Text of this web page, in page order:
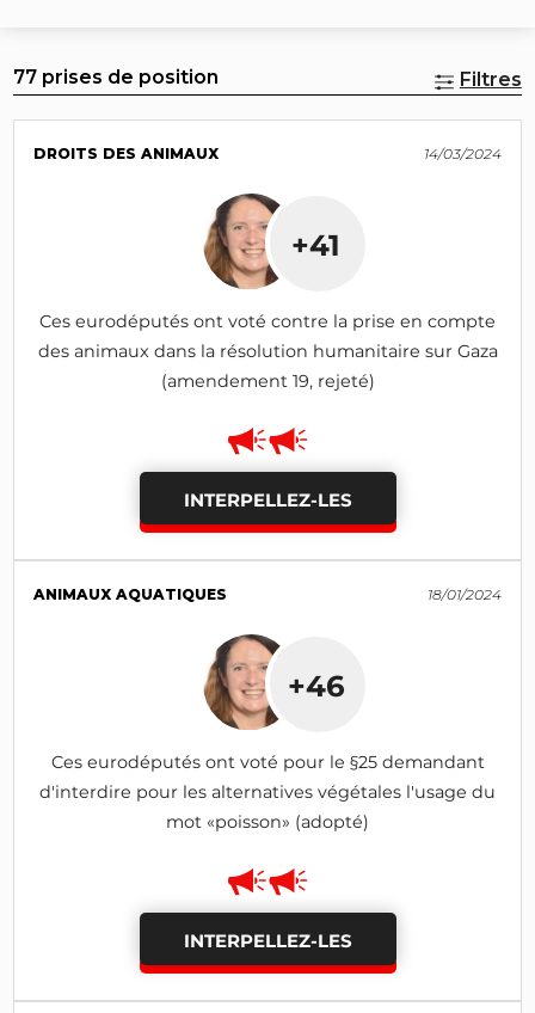
77 prises de position Filtres
DROITS DES ANIMAUX 14/03/2024
+41
Ces eurodéputés ont voté contre la prise en compte
des animaux dans la résolution humanitaire sur Gaza
(amendement 19, rejeté)
INTERPELLEZ-LES
ANIMAUX AQUATIQUES 18/01/2024
+46
Ces eurodéputés ont voté pour le §25 demandant
d'interdire pour les alternatives végétales l'usage du
mot «poisson» (adopté)
INTERPELLEZ-LES